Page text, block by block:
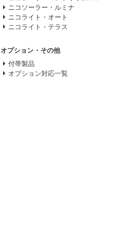
ニコソーラー・ルミナ
ニコライト・オート
ニコライト・テラス
オプション・その他
付帯製品
オプション対応一覧